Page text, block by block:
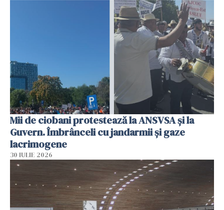
Mii de ciobani protestează la ANSVSA și la
Guvern. Îmbrânceli cu jandarmii și gaze
lacrimogene
30 IULIE 2026